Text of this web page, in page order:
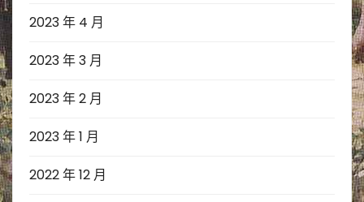
2023 年 4 月
2023 年 3 月
2023 年 2 月
2023 年 1 月
2022 年 12 月